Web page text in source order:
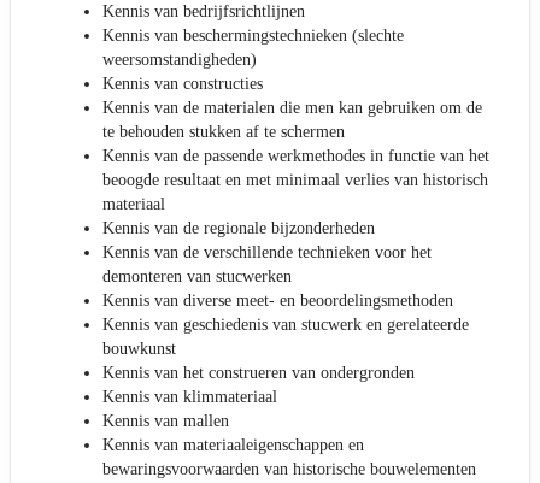
Kennis van bedrijfsrichtlijnen
Kennis van beschermingstechnieken (slechte
weersomstandigheden)
Kennis van constructies
Kennis van de materialen die men kan gebruiken om de
te behouden stukken af te schermen
Kennis van de passende werkmethodes in functie van het
beoogde resultaat en met minimaal verlies van historisch
materiaal
Kennis van de regionale bijzonderheden
Kennis van de verschillende technieken voor het
demonteren van stucwerken
Kennis van diverse meet- en beoordelingsmethoden
Kennis van geschiedenis van stucwerk en gerelateerde
bouwkunst
Kennis van het construeren van ondergronden
Kennis van klimmateriaal
Kennis van mallen
Kennis van materiaaleigenschappen en
bewaringsvoorwaarden van historische bouwelementen